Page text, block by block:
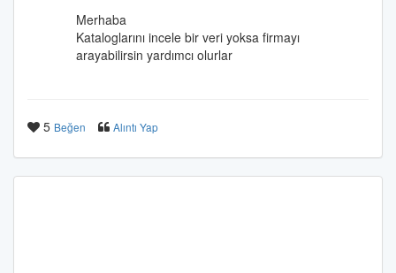
Merhaba
Kataloglarını incele bir veri yoksa firmayı
arayabilirsin yardımcı olurlar
5 Beğen Alıntı Yap